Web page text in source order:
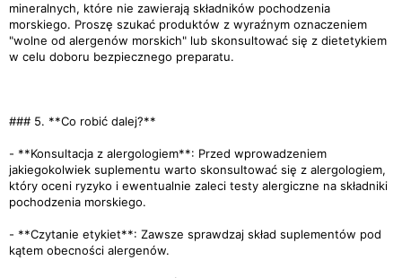
mineralnych, które nie zawierają składników pochodzenia
morskiego. Proszę szukać produktów z wyraźnym oznaczeniem
"wolne od alergenów morskich" lub skonsultować się z dietetykiem
w celu doboru bezpiecznego preparatu.
### 5. **Co robić dalej?**
- **Konsultacja z alergologiem**: Przed wprowadzeniem
jakiegokolwiek suplementu warto skonsultować się z alergologiem,
który oceni ryzyko i ewentualnie zaleci testy alergiczne na składniki
pochodzenia morskiego.
- **Czytanie etykiet**: Zawsze sprawdzaj skład suplementów pod
kątem obecności alergenów.